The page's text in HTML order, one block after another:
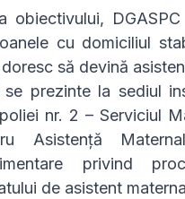
obiectivului,
cu domiciliul
să devină
prezinte la sediul
nr. 2 – Serviciul
Asistență
privind
de asistent